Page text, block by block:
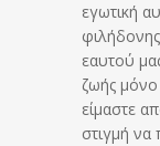
εγωτική
εαυτού
ζωής μόνο
είμαστε
στιγμή